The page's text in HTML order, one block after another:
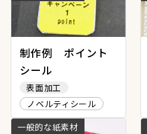
制作例 ポイント
シール
表面加工
ノベルティシール
一般的な紙素材